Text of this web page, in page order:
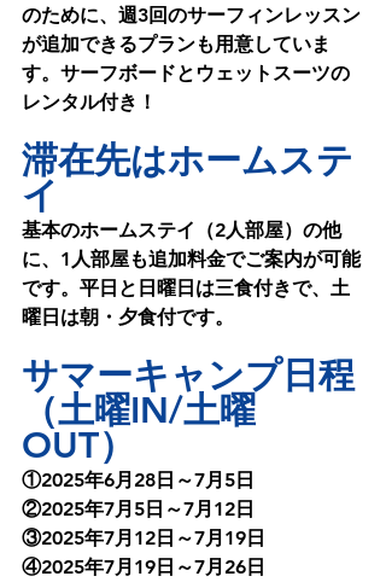
のために、週3回のサーフィンレッスン
が追加できるプランも用意していま
す。サーフボードとウェットスーツの
レンタル付き！
滞在先はホームステ
イ
基本のホームステイ（2人部屋）の他
に、1人部屋も追加料金でご案内が可能
です。平日と日曜日は三食付きで、土
曜日は朝・夕食付です。
サマーキャンプ日程
（土曜IN/土曜
OUT）
①2025年6月28日～7月5日
②2025年7月5日～7月12日
③2025年7月12日～7月19日
④2025年7月19日～7月26日